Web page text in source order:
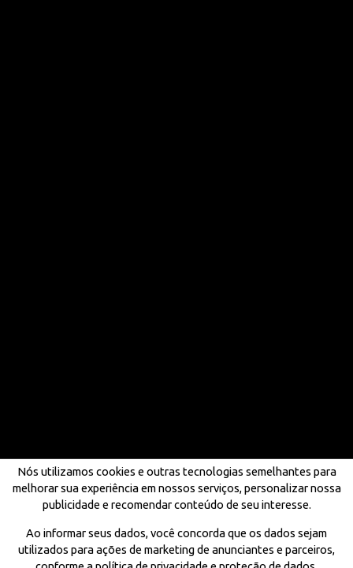
Nós utilizamos cookies e outras tecnologias semelhantes para
melhorar sua experiência em nossos serviços, personalizar nossa
publicidade e recomendar conteúdo de seu interesse.
Ao informar seus dados, você concorda que os dados sejam
utilizados para ações de marketing de anunciantes e parceiros,